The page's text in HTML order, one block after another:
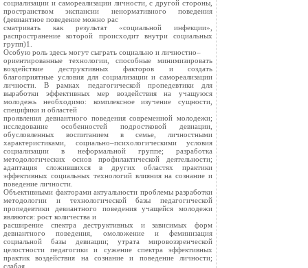
социализации и самореализации личности, с другой стороны,
пространством экспансии ненормативного поведения
(девиантное поведение можно рас
сматривать как результат «социальной инфекции»,
распространение которой происходит внутри социальных
групп)1.
Особую роль здесь могут сыграть социально и личностно–
ориентированные технологии, способные минимизировать
воздействие деструктивных факторов и создать
благоприятные условия для социализации и самореализации
личности. В рамках педагогической пропедевтики для
выработки эффективных мер воздействия на учащуюся
молодежь необходимо: комплексное изучение сущности,
специфики и областей
проявления девиантного поведения современной молодежи;
исследование особенностей подростковой девиации,
обусловленных воспитанием в семье, личностными
характеристиками, социально–психологическими условия
социализации в неформальной группе; разработка
методологических основ профилактической деятельности;
адаптация сложившихся в других областях практики
эффективных социальных технологий влияния на сознание и
поведение личности.
Объективными факторами актуальности проблемы разработки
методологии и технологической базы педагогической
пропедевтики девиантного поведения учащейся молодежи
являются: рост количества и
расширение спектра деструктивных и зависимых форм
девиантного поведения, омоложение и феминизация
социальной базы девиации; утрата мировоззренческой
целостности педагогики и сужение спектра эффективных
практик воздействия на сознание и поведение личности;
слабая